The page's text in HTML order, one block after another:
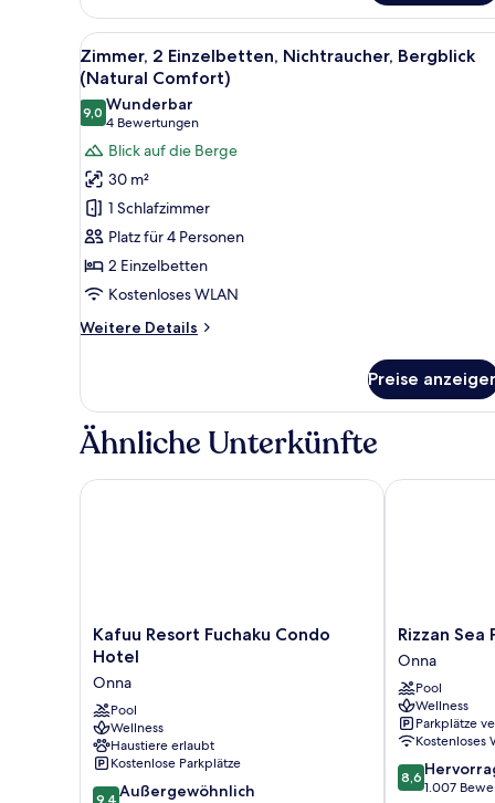
Zimmer,
2 Einzelbetten,
Nichtraucher,
Meerblick
Alle
Fotos
für
Zimmer,
2 Einzelbetten,
Nichtraucher,
Bergblick
(Natural
Comfort)
anzeigen
Ein Hotelzimmer mit zwei
5
Zimmer, 2 Einzelbetten, Nichtraucher, Bergblick
(Natural Comfort)
9,09,0 von 10
Wunderbar
4 Bewertungen
(4
Bewertungen)
Blick auf die Berge
30 m²
1 Schlafzimmer
Platz für 4 Personen
2 Einzelbetten
Kostenloses WLAN
Weitere Details
Weitere
2 Einzelbetten,
Nichtraucher,
Bergblick
Comfort)
Preise
Ähnliche Unterkünfte
Kafuu
Resort
Condo
Hotel
Onna
Kafuu Resort Fuchaku Condo
Hotel
Onna
Pool
Wellness
Haustiere erlaubt
Kostenlose Parkplätze
9.4
9,4 Außergewöhnlich
Kafuu Resort Fuchaku Condo Hotel
Rizzan
Sea
Park
Hotel
Tancha
Bay
Onna
Rizzan Sea
Onna
Pool
Wellness
Parkplätze
Kostenloses
8.6
von
8,6
1.007
Rizzan Sea